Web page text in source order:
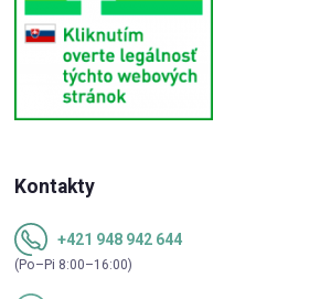
Kontakty
+421 948 942 644
(Po–Pi 8:00–16:00)